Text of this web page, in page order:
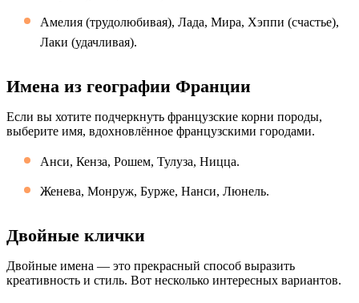
Амелия (трудолюбивая), Лада, Мира, Хэппи (счастье),
Лаки (удачливая).
Имена из географии Франции
Если вы хотите подчеркнуть французские корни породы,
выберите имя, вдохновлённое французскими городами.
Анси, Кенза, Рошем, Тулуза, Ницца.
Женева, Монруж, Бурже, Нанси, Люнель.
Двойные клички
Двойные имена — это прекрасный способ выразить
креативность и стиль. Вот несколько интересных вариантов.